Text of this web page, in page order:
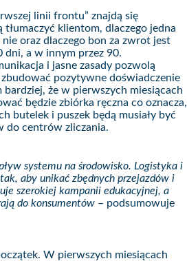
linii frontu” znajdą się
klientom, dlaczego jedna
oraz dlaczego bon za zwrot jest
dni, a w innym przez 90.
i jasne zasady pozwolą
pozytywne doświadczenie
że w pierwszych miesiącach
będzie zbiórka ręczna co oznacza,
butelek i puszek będą musiały być
do centrów zliczania.
systemu na środowisko. Logistyka i
aby unikać zbędnych przejazdów i
szerokiej kampanii edukacyjnej, a
do konsumentów – podsumowuje
W pierwszych miesiącach